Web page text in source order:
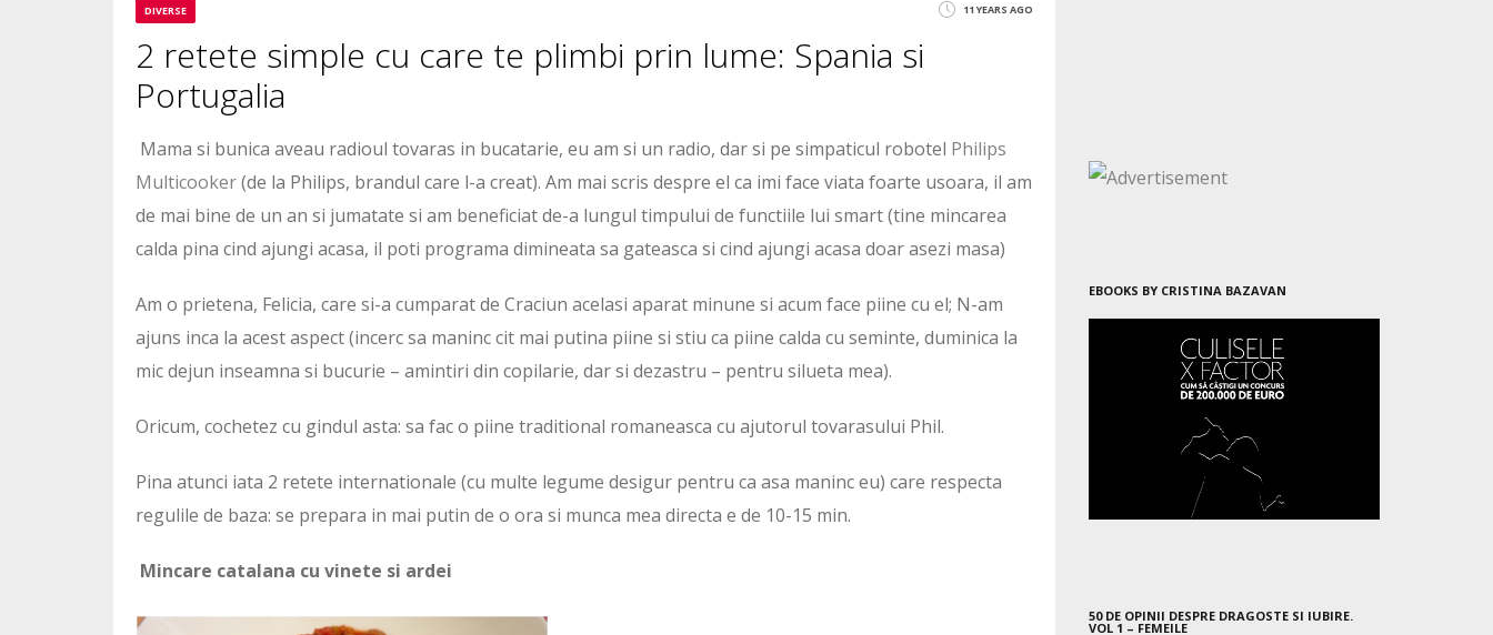
DIVERSE 11 YEARS AGO
2 retete simple cu care te plimbi prin lume: Spania si
Portugalia
Mama si bunica aveau radioul tovaras in bucatarie, eu am si un radio, dar si pe simpaticul robotel Philips
Multicooker(de la Philips, brandul care l-a creat). Am mai scris despre el ca imi face viata foarte usoara, il am
de mai bine de un an si jumatate si am beneficiat de-a lungul timpului de functiile lui smart (tine mincarea
calda pina cind ajungi acasa, il poti programa dimineata sa gateasca si cind ajungi acasa doar asezi masa)
Am o prietena, Felicia, care si-a cumparat de Craciun acelasi aparat minune si acum face piine cu el; N-am
ajuns inca la acest aspect (incerc sa maninc cit mai putina piine si stiu ca piine calda cu seminte, duminica la
mic dejun inseamna si bucurie – amintiri din copilarie, dar si dezastru – pentru silueta mea).
Oricum, cochetez cu gindul asta: sa fac o piine traditional romaneasca cu ajutorul tovarasului Phil.
Pina atunci iata 2 retete internationale (cu multe legume desigur pentru ca asa maninc eu) care respecta
regulile de baza: se prepara in mai putin de o ora si munca mea directa e de 10-15 min.
Mincare catalana cu vinete si ardei
EBOOKS BY CRISTINA BAZAVAN
50 DE OPINII DESPRE DRAGOSTE SI IUBIRE.
VOL 1 – FEMEILE